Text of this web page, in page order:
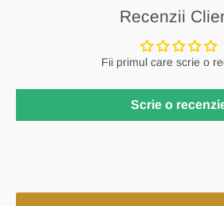
Recenzii
Fii primul care scrie o
Scrie o